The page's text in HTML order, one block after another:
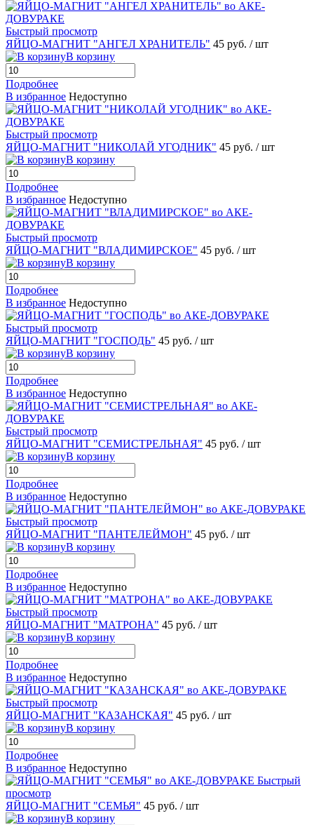
Быстрый просмотр
ЯЙЦО-МАГНИТ "АНГЕЛ ХРАНИТЕЛЬ" 45 руб. / шт
В корзину
Подробнее
В избранное Недоступно
Быстрый просмотр
ЯЙЦО-МАГНИТ "НИКОЛАЙ УГОДНИК" 45 руб. / шт
В корзину
Подробнее
В избранное Недоступно
Быстрый просмотр
ЯЙЦО-МАГНИТ "ВЛАДИМИРСКОЕ" 45 руб. / шт
В корзину
Подробнее
В избранное Недоступно
Быстрый просмотр
ЯЙЦО-МАГНИТ "ГОСПОДЬ" 45 руб. / шт
В корзину
Подробнее
В избранное Недоступно
Быстрый просмотр
ЯЙЦО-МАГНИТ "СЕМИСТРЕЛЬНАЯ" 45 руб. / шт
В корзину
Подробнее
В избранное Недоступно
Быстрый просмотр
ЯЙЦО-МАГНИТ "ПАНТЕЛЕЙМОН" 45 руб. / шт
В корзину
Подробнее
В избранное Недоступно
Быстрый просмотр
ЯЙЦО-МАГНИТ "МАТРОНА" 45 руб. / шт
В корзину
Подробнее
В избранное Недоступно
Быстрый просмотр
ЯЙЦО-МАГНИТ "КАЗАНСКАЯ" 45 руб. / шт
В корзину
Подробнее
В избранное Недоступно
Быстрый
просмотр
ЯЙЦО-МАГНИТ "СЕМЬЯ" 45 руб. / шт
В корзину